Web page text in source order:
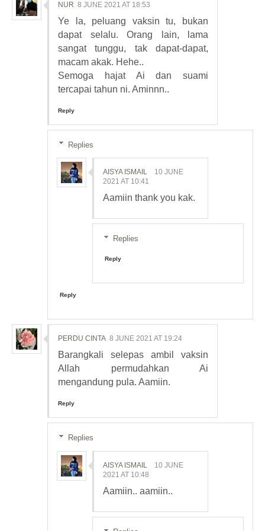
NUR 8 JUNE 2021 AT 18:53
Ye la, peluang vaksin tu, bukan
dapat selalu. Orang lain, lama
sangat tunggu, tak dapat-dapat,
macam akak. Hehe..
Semoga hajat Ai dan suami
tercapai tahun ni. Aminnn..
Reply
Replies
AISYA ISMAIL
10 JUNE
2021 AT 10:41
Aamiin thank you kak.
Replies
Reply
Reply
PERDU CINTA 8 JUNE 2021 AT 19:24
Barangkali selepas ambil vaksin
Allah permudahkan Ai
mengandung pula. Aamiin.
Reply
Replies
AISYA ISMAIL
10 JUNE
2021 AT 10:48
Aamiin.. aamiin..